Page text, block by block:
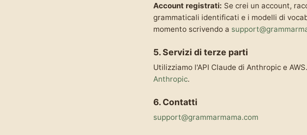
Account registrati: Se crei un account,
grammaticali identificati e i modelli di
momento scrivendo a
5. Servizi di terze parti
Utilizziamo l'API Claude di Anthropic e
Anthropic.
6. Contatti
support@grammarmama.com